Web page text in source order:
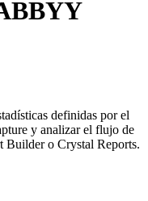
definidas por el
y analizar el flujo de
Builder o Crystal Reports.